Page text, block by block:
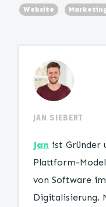
Website
JAN SIEBERT
Jan ist Gründer
Plattform-
von Software
Digitalisierung.